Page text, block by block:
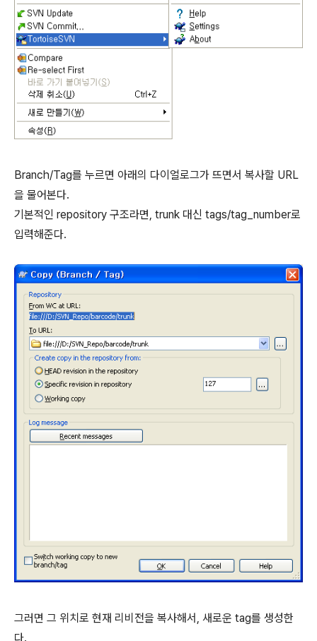
Branch/Tag를 누르면 아래의 다이얼로그가 뜨면서 복사할 URL
을 물어본다.
기본적인 repository 구조라면, trunk 대신 tags/tag_number로
입력해준다.
그러면 그 위치로 현재 리비전을 복사해서, 새로운 tag를 생성한
다.